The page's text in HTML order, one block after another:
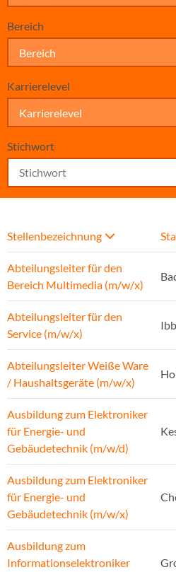
Bereich
Bereich
Karrierelevel
Karrierelevel
Stichwort
Stellenbezeichnung
Abteilungsleiter für den
Bereich Multimedia (m/w/x)
Abteilungsleiter für den
Service (m/w/x)
Abteilungsleiter Weiße Ware
/ Haushaltsgeräte (m/w/x)
Ausbildung zum Elektroniker
für Energie- und
Gebäudetechnik (m/w/d)
Ausbildung zum Elektroniker
für Energie- und
Gebäudetechnik (m/w/x)
Ausbildung zum
Informationselektroniker